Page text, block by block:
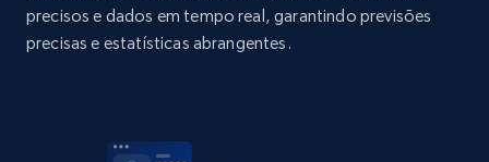
Amazon products global dataset - Collects
precisos e dados em tempo real, garantindo previsões
precisas e estatísticas abrangentes.